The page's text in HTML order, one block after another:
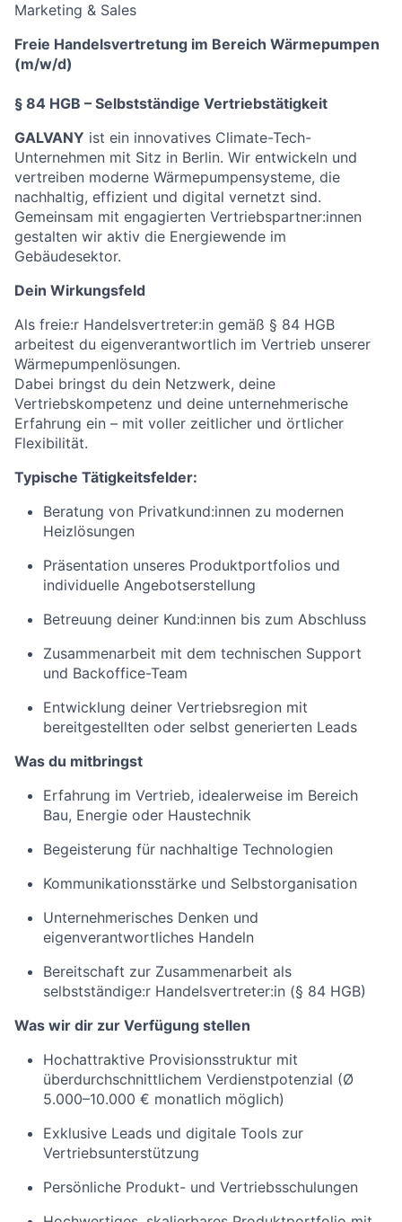
Marketing & Sales
Freie Handelsvertretung im Bereich Wärmepumpen
(m/w/d)
§ 84 HGB – Selbstständige Vertriebstätigkeit
GALVANY ist ein innovatives Climate-Tech-
Unternehmen mit Sitz in Berlin. Wir entwickeln und
vertreiben moderne Wärmepumpensysteme, die
nachhaltig, effizient und digital vernetzt sind.
Gemeinsam mit engagierten Vertriebspartner:innen
gestalten wir aktiv die Energiewende im
Gebäudesektor.
Dein Wirkungsfeld
Als freie:r Handelsvertreter:in gemäß § 84 HGB
arbeitest du eigenverantwortlich im Vertrieb unserer
Wärmepumpenlösungen.
Dabei bringst du dein Netzwerk, deine
Vertriebskompetenz und deine unternehmerische
Erfahrung ein – mit voller zeitlicher und örtlicher
Flexibilität.
Typische Tätigkeitsfelder:
Beratung von Privatkund:innen zu modernen
Heizlösungen
Präsentation unseres Produktportfolios und
individuelle Angebotserstellung
Betreuung deiner Kund:innen bis zum Abschluss
Zusammenarbeit mit dem technischen Support
und Backoffice-Team
Entwicklung deiner Vertriebsregion mit
bereitgestellten oder selbst generierten Leads
Was du mitbringst
Erfahrung im Vertrieb, idealerweise im Bereich
Bau, Energie oder Haustechnik
Begeisterung für nachhaltige Technologien
Kommunikationsstärke und Selbstorganisation
Unternehmerisches Denken und
eigenverantwortliches Handeln
Bereitschaft zur Zusammenarbeit als
selbstständige:r Handelsvertreter:in (§ 84 HGB)
Was wir dir zur Verfügung stellen
Hochattraktive Provisionsstruktur mit
überdurchschnittlichem Verdienstpotenzial (Ø
5.000–10.000 € monatlich möglich)
Exklusive Leads und digitale Tools zur
Vertriebsunterstützung
Persönliche Produkt- und Vertriebsschulungen